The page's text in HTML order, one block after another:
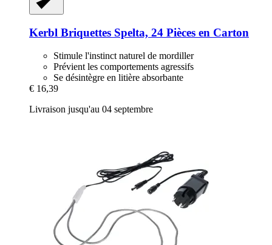
Kerbl Briquettes Spelta, 24 Pièces en Carton
Stimule l'instinct naturel de mordiller
Prévient les comportements agressifs
Se désintègre en litière absorbante
€ 16,39
Livraison jusqu'au 04 septembre